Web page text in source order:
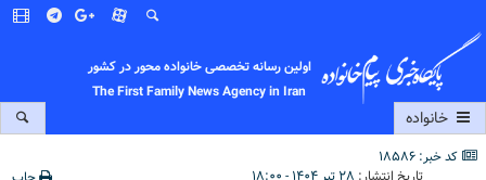
اولین رسانه تخصصی خانواده محور در کشور
The First Family News Agency in Iran
خانواده
کد خبر: 18586